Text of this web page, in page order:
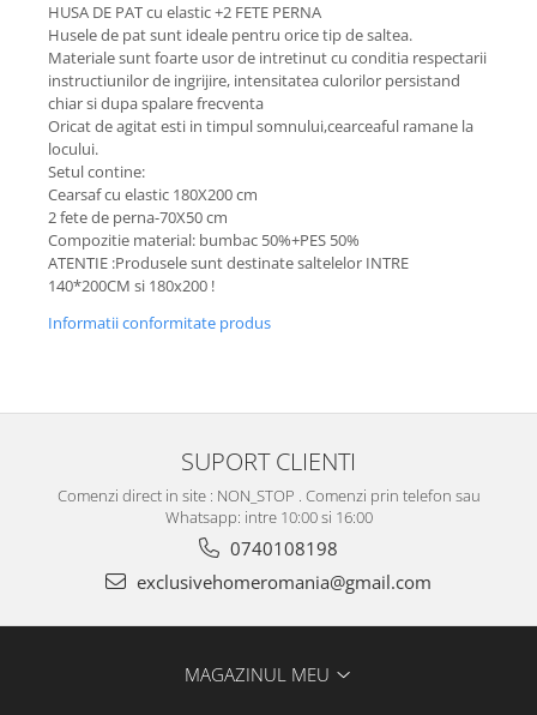
HUSA DE PAT cu elastic +2 FETE PERNA
Husele de pat sunt ideale pentru orice tip de saltea.
Materiale sunt foarte usor de intretinut cu conditia respectarii
instructiunilor de ingrijire, intensitatea culorilor persistand
chiar si dupa spalare frecventa
Oricat de agitat esti in timpul somnului,cearceaful ramane la
locului.
Setul contine:
Cearsaf cu elastic 180X200 cm
2 fete de perna-70X50 cm
Compozitie material: bumbac 50%+PES 50%
ATENTIE :Produsele sunt destinate saltelelor INTRE
140*200CM si 180x200 !
Informatii conformitate produs
SUPORT CLIENTI
Comenzi direct in site : NON_STOP . Comenzi prin telefon sau
Whatsapp: intre 10:00 si 16:00
0740108198
exclusivehomeromania@gmail.com
MAGAZINUL MEU